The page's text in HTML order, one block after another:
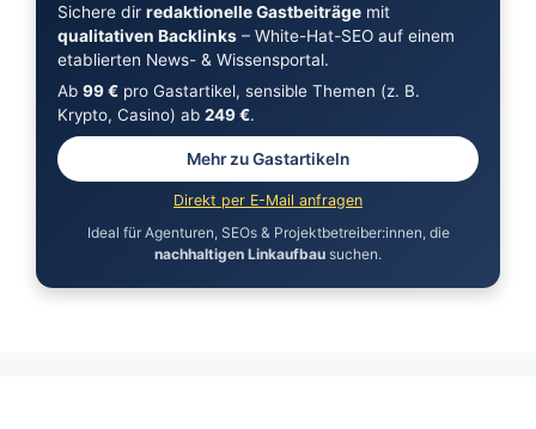
Sichere dir redaktionelle Gastbeiträgemit
qualitativen Backlinks– White-Hat-SEO auf einem
etablierten News- & Wissensportal.
Ab 99 €pro Gastartikel, sensible Themen (z. B.
Krypto, Casino) ab 249 €.
Mehr zu Gastartikeln
Direkt per E-Mail anfragen
Ideal für Agenturen, SEOs & Projektbetreiber:innen, die
nachhaltigen Linkaufbau suchen.